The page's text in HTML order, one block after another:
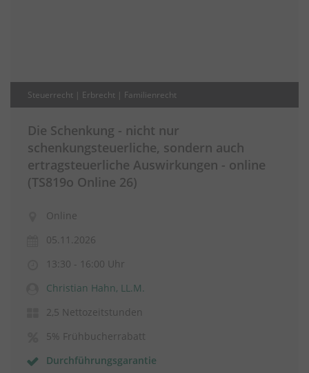
Steuerrecht | Erbrecht | Familienrecht
Die Schenkung - nicht nur
schenkungsteuerliche, sondern auch
ertragsteuerliche Auswirkungen - online
(TS819o Online 26)
Online
05.11.2026
13:30 - 16:00 Uhr
Christian Hahn, LL.M.
2,5 Nettozeitstunden
5% Frühbucherrabatt
Durchführungsgarantie